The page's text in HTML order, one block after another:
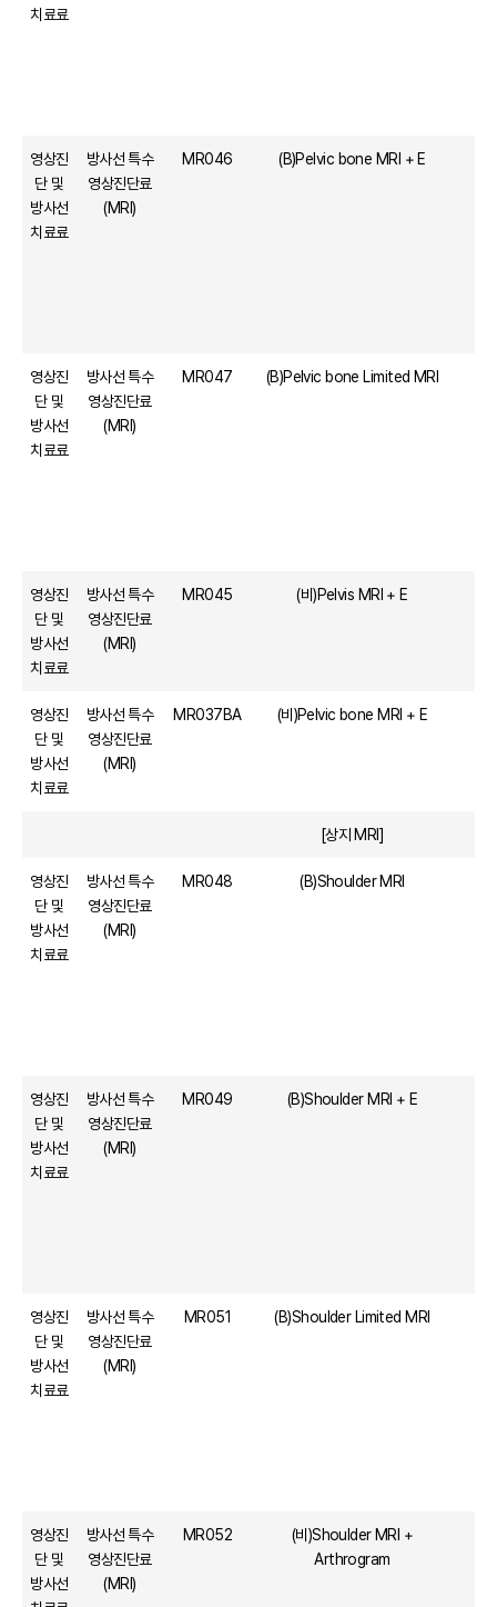
치료료
영상진
단 및
방사선
치료료
방사선 특수
영상진단료
(MRI)
MR046 (B)Pelvic bone MRI + E
영상진
단 및
방사선
치료료
방사선 특수
영상진단료
(MRI)
MR047 (B)Pelvic bone Limited MRI
영상진
단 및
방사선
치료료
방사선 특수
영상진단료
(MRI)
MR045 (비)Pelvis MRI + E
영상진
단 및
방사선
치료료
방사선 특수
영상진단료
(MRI)
MR037BA (비)Pelvic bone MRI + E
[상지 MRI]
영상진
단 및
방사선
치료료
방사선 특수
영상진단료
(MRI)
MR048 (B)Shoulder MRI
영상진
단 및
방사선
치료료
방사선 특수
영상진단료
(MRI)
MR049 (B)Shoulder MRI + E
영상진
단 및
방사선
치료료
방사선 특수
영상진단료
(MRI)
MR051 (B)Shoulder Limited MRI
영상진
단 및
방사선
방사선 특수
영상진단료
(MRI)
MR052
(비)Shoulder MRI +
Arthrogram